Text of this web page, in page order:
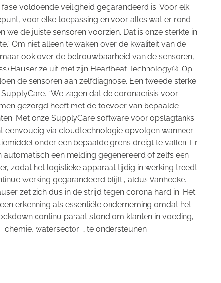
fase voldoende veiligheid gegarandeerd is. Voor elk
voor elke toepassing en voor alles wat er rond
we de juiste sensoren voorzien. Dat is onze sterkte in
Om niet alleen te waken over de kwaliteit van de
ook over de betrouwbaarheid van de sensoren,
ze uit met zijn Heartbeat Technology®. Op
de sensoren aan zelfdiagnose. Een tweede sterke
“We zagen dat de coronacrisis voor
gezorgd heeft met de toevoer van bepaalde
Met onze SupplyCare software voor opslagtanks
eenvoudig via cloudtechnologie opvolgen wanneer
onder een bepaalde grens dreigt te vallen. Er
automatisch een melding gegenereerd of zelfs een
zodat het logistieke apparaat tijdig in werking treedt
werking gegarandeerd blijft”, aldus Vanhecke.
zet zich dus in de strijd tegen corona hard in. Het
erkenning als essentiële onderneming omdat het
continu paraat stond om klanten in voeding,
chemie, watersector … te ondersteunen.